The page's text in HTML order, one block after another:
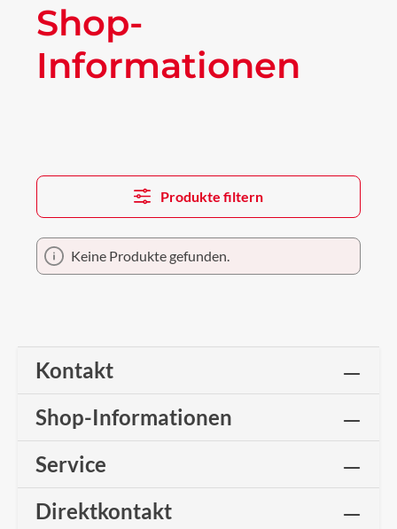
Shop-
Informationen
Produkte filtern
Keine Produkte gefunden.
Kontakt
Shop-Informationen
Service
Direktkontakt